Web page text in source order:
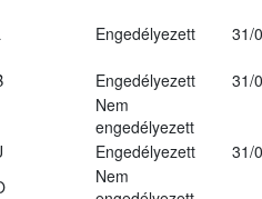
Engedélyezett 31/
Engedélyezett
31/
Nem
engedélyezett
Engedélyezett
31/
Nem